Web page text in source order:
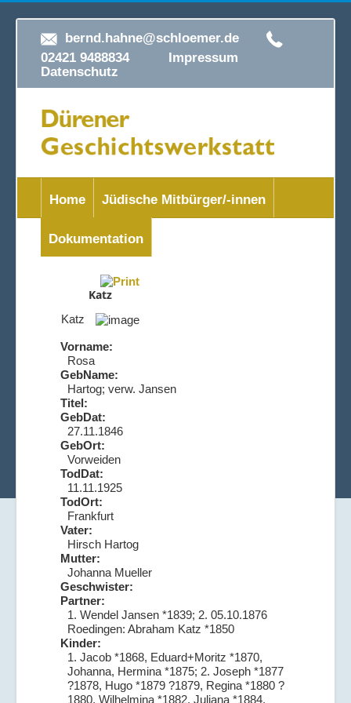
bernd.hahne@schloemer.de
02421 9488834 Impressum
Datenschutz
Home Jüdische Mitbürger/-innen
Dokumentation
Katz
Katz
Vorname:
Rosa
GebName:
Hartog; verw. Jansen
Titel:
GebDat:
27.11.1846
GebOrt:
Vorweiden
TodDat:
11.11.1925
TodOrt:
Frankfurt
Vater:
Hirsch Hartog
Mutter:
Johanna Mueller
Geschwister:
Partner:
1. Wendel Jansen *1839; 2. 05.10.1876
Roedingen: Abraham Katz *1850
Kinder:
1. Jacob *1868, Eduard+Moritz *1870,
Johanna, Hermina *1875; 2. Joseph *1877
?1878, Hugo *1879 ?1879, Regina *1880 ?
1880, Wilhelmina *1882, Juliana *1884,